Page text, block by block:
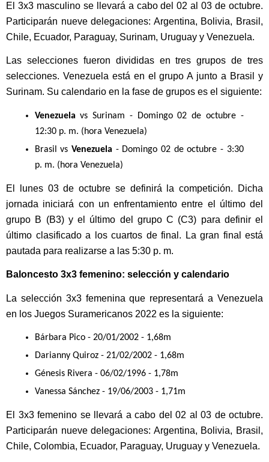
El 3x3 masculino se llevará a cabo del 02 al 03 de octubre.
Participarán nueve delegaciones: Argentina, Bolivia, Brasil,
Chile, Ecuador, Paraguay, Surinam, Uruguay y Venezuela.
Las selecciones fueron divididas en tres grupos de tres
selecciones. Venezuela está en el grupo A junto a Brasil y
Surinam. Su calendario en la fase de grupos es el siguiente:
Venezuela vs Surinam - Domingo 02 de octubre -
12:30 p. m. (hora Venezuela)
Brasil vs Venezuela - Domingo 02 de octubre - 3:30
p. m. (hora Venezuela)
El lunes 03 de octubre se definirá la competición. Dicha
jornada iniciará con un enfrentamiento entre el último del
grupo B (B3) y el último del grupo C (C3) para definir el
último clasificado a los cuartos de final. La gran final está
pautada para realizarse a las 5:30 p. m.
Baloncesto 3x3 femenino: selección y calendario
La selección 3x3 femenina que representará a Venezuela
en los Juegos Suramericanos 2022 es la siguiente:
Bárbara Pico - 20/01/2002 - 1,68m
Darianny Quiroz - 21/02/2002 - 1,68m
Génesis Rivera - 06/02/1996 - 1,78m
Vanessa Sánchez - 19/06/2003 - 1,71m
El 3x3 femenino se llevará a cabo del 02 al 03 de octubre.
Participarán nueve delegaciones: Argentina, Bolivia, Brasil,
Chile, Colombia, Ecuador, Paraguay, Uruguay y Venezuela.